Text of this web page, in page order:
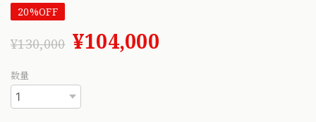
20%OFF
¥130,000 ¥104,000
数量